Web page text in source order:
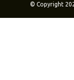
© Copyright